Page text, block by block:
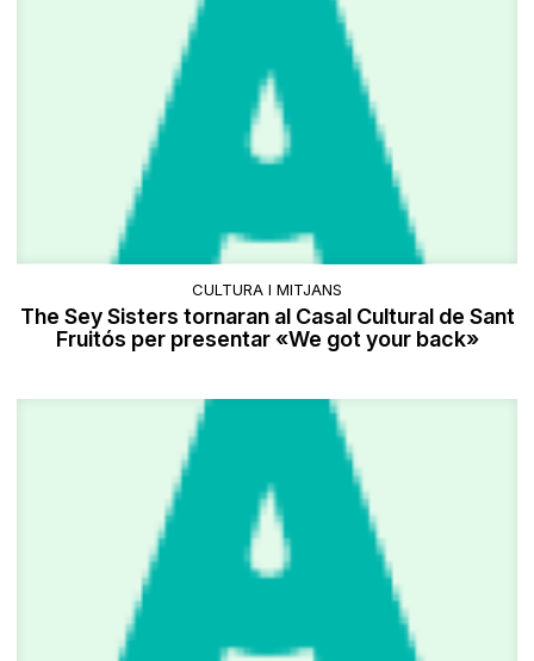
CULTURA I MITJANS
The Sey Sisters tornaran al Casal Cultural de Sant
Fruitós per presentar «We got your back»